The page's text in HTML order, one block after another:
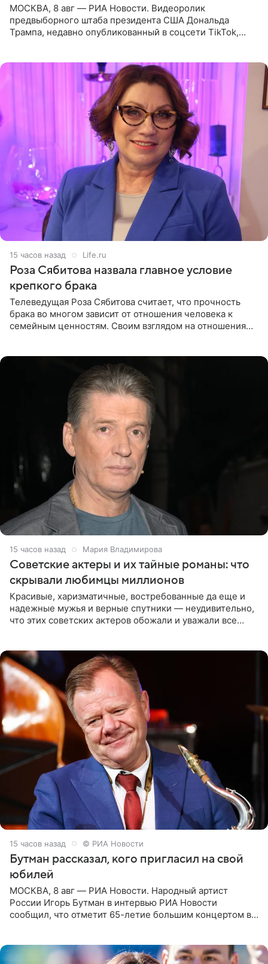
МОСКВА, 8 авг — РИА Новости. Видеоролик
предвыборного штаба президента США Дональда
Трампа, недавно опубликованный в соцсети TikTok,
15 часов назад Life.ru
Роза Сябитова назвала главное условие
крепкого брака
Телеведущая Роза Сябитова считает, что прочность
брака во многом зависит от отношения человека к
семейным ценностям. Своим взглядом на отношения
15 часов назад Мария Владимирова
Советские актеры и их тайные романы: что
скрывали любимцы миллионов
Красивые, харизматичные, востребованные да еще и
надежные мужья и верные спутники — неудивительно,
что этих советских актеров обожали и уважали все
15 часов назад © РИА Новости
Бутман рассказал, кого пригласил на свой
юбилей
МОСКВА, 8 авг — РИА Новости. Народный артист
России Игорь Бутман в интервью РИА Новости
сообщил, что отметит 65-летие большим концертом в